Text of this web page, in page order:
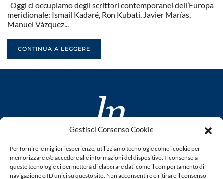
Gestisci Consenso Cookie
Per fornire le migliori esperienze, utilizziamo tecnologie come i cookie per
memorizzare e/o accedere alle informazioni del dispositivo. Il consenso a
queste tecnologie ci permetterà di elaborare dati come il comportamento di
navigazione o ID unici su questo sito. Non acconsentire o ritirare il consenso
Oggi ci occupiamo degli scrittori contemporanei dell’Europa
meridionale: Ismail Kadaré, Ron Kubati, Javier Marías,
Manuel Vàzquez...
CONTINUA A LEGGERE
www.laletteraturaenoi.it
fondato da Romano Luperini
Questo blog non rappresenta una testata giornalistica in